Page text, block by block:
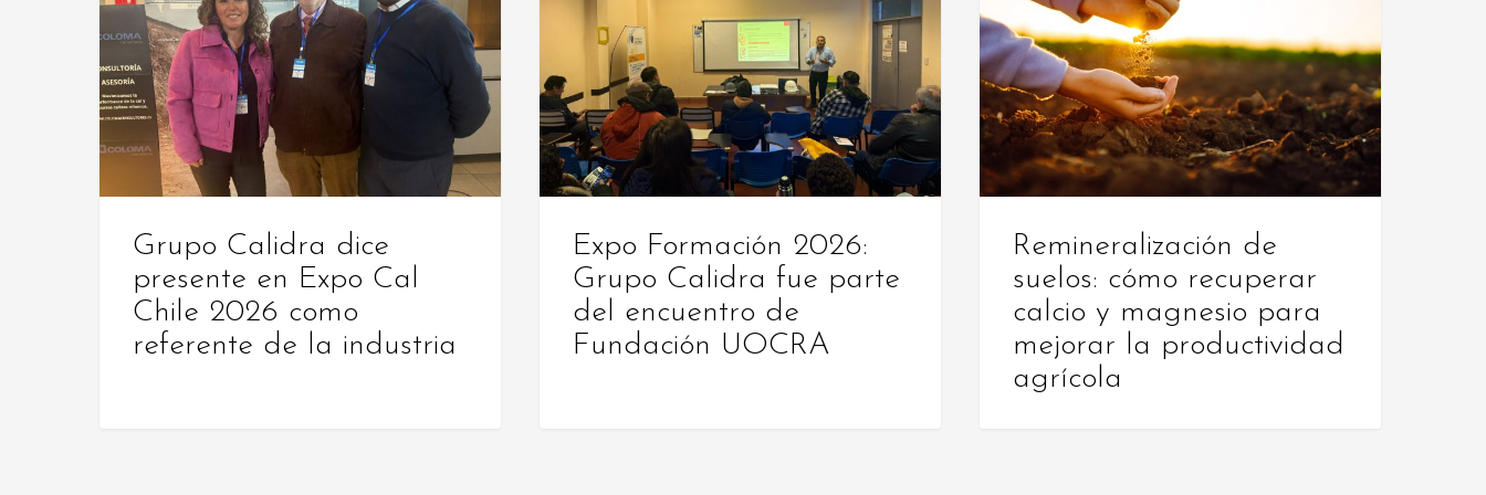
dice
presente
en
Expo
2026
como
referente
industria
Grupo Calidra dice
presente en Expo Cal
Chile 2026 como
referente de la industria
2026:
Calidra
fue
parte
del
encuentro
Fundación
UOCRA
Expo Formación 2026:
Grupo Calidra fue parte
del encuentro de
Fundación UOCRA
suelos:
cómo
recuperar
calcio
y
magnesio
para
mejorar
productividad
agrícola
Remineralización de
suelos: cómo recuperar
calcio y magnesio para
mejorar la productividad
agrícola